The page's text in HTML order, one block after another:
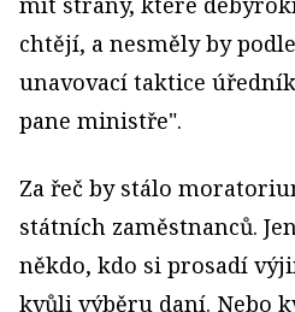
chtějí, a nesměly by
unavovací taktice
pane ministře".
Za řeč by stálo
státních zaměstnanců.
někdo, kdo si prosadí
kvůli výběru daní. Nebo